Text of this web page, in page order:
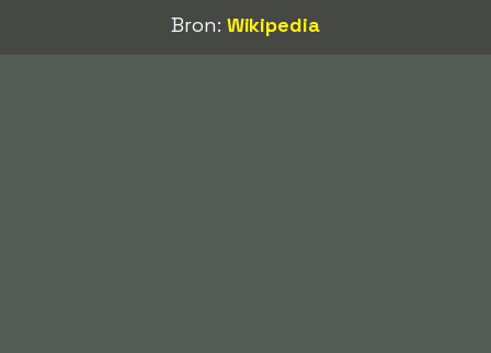
Bron: Wikipedia